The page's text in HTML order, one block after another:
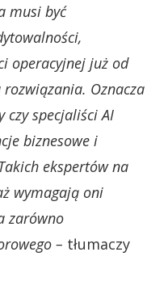
musi być
operacyjnej już od
Oznacza
czy specjaliści AI
biznesowe i
ekspertów na
wymagają oni
zarówno
– tłumaczy